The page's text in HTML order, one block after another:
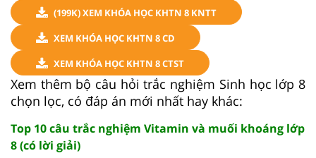
(199K) XEM KHÓA HỌC KHTN 8 KNTT
XEM KHÓA HỌC KHTN 8 CD
XEM KHÓA HỌC KHTN 8 CTST
Xem thêm bộ câu hỏi trắc nghiệm Sinh học lớp 8
chọn lọc, có đáp án mới nhất hay khác:
Top 10 câu trắc nghiệm Vitamin và muối khoáng lớp
8 (có lời giải)